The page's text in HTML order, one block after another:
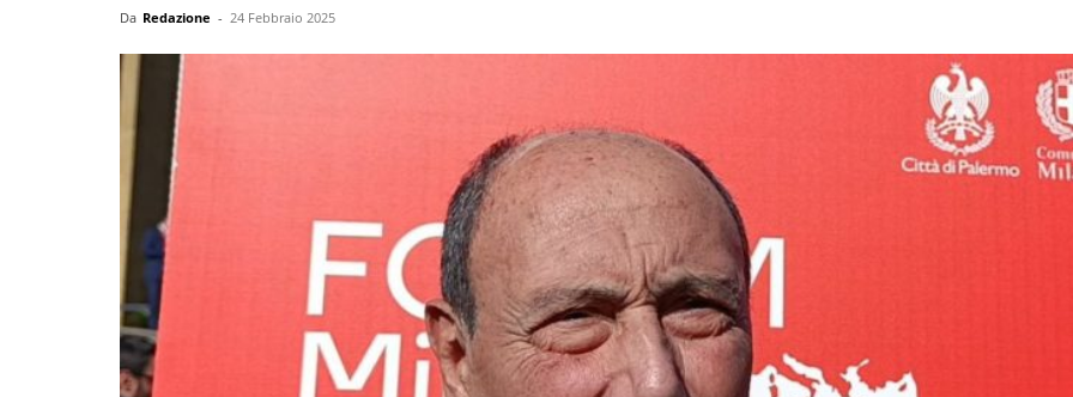
Da Redazione - 24 Febbraio 2025